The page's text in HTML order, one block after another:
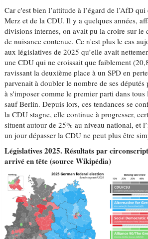
Car c'est bien l’attitude à l’égard de l’AfD qui
Merz et de la CDU. Il y a quelques années,
divisions internes, on avait pu la croire sur le
de nuisance contenue. Ce n'est plus le cas
aux législatives de 2025 qu’elle avait
une CDU qui ne croissait que faiblement
ravissant la deuxième place à un SPD en
parvenait à doubler le nombre de ses
à s'imposer comme le premier parti dans tous
sauf Berlin. Depuis lors, ces tendances se
la CDU stagne, elle continue à progresser,
situent autour de 25% au niveau national, et
un jour dépasser la CDU ne peut plus être
Législatives 2025. Résultats par
arrivé en tête (source Wikipédia)